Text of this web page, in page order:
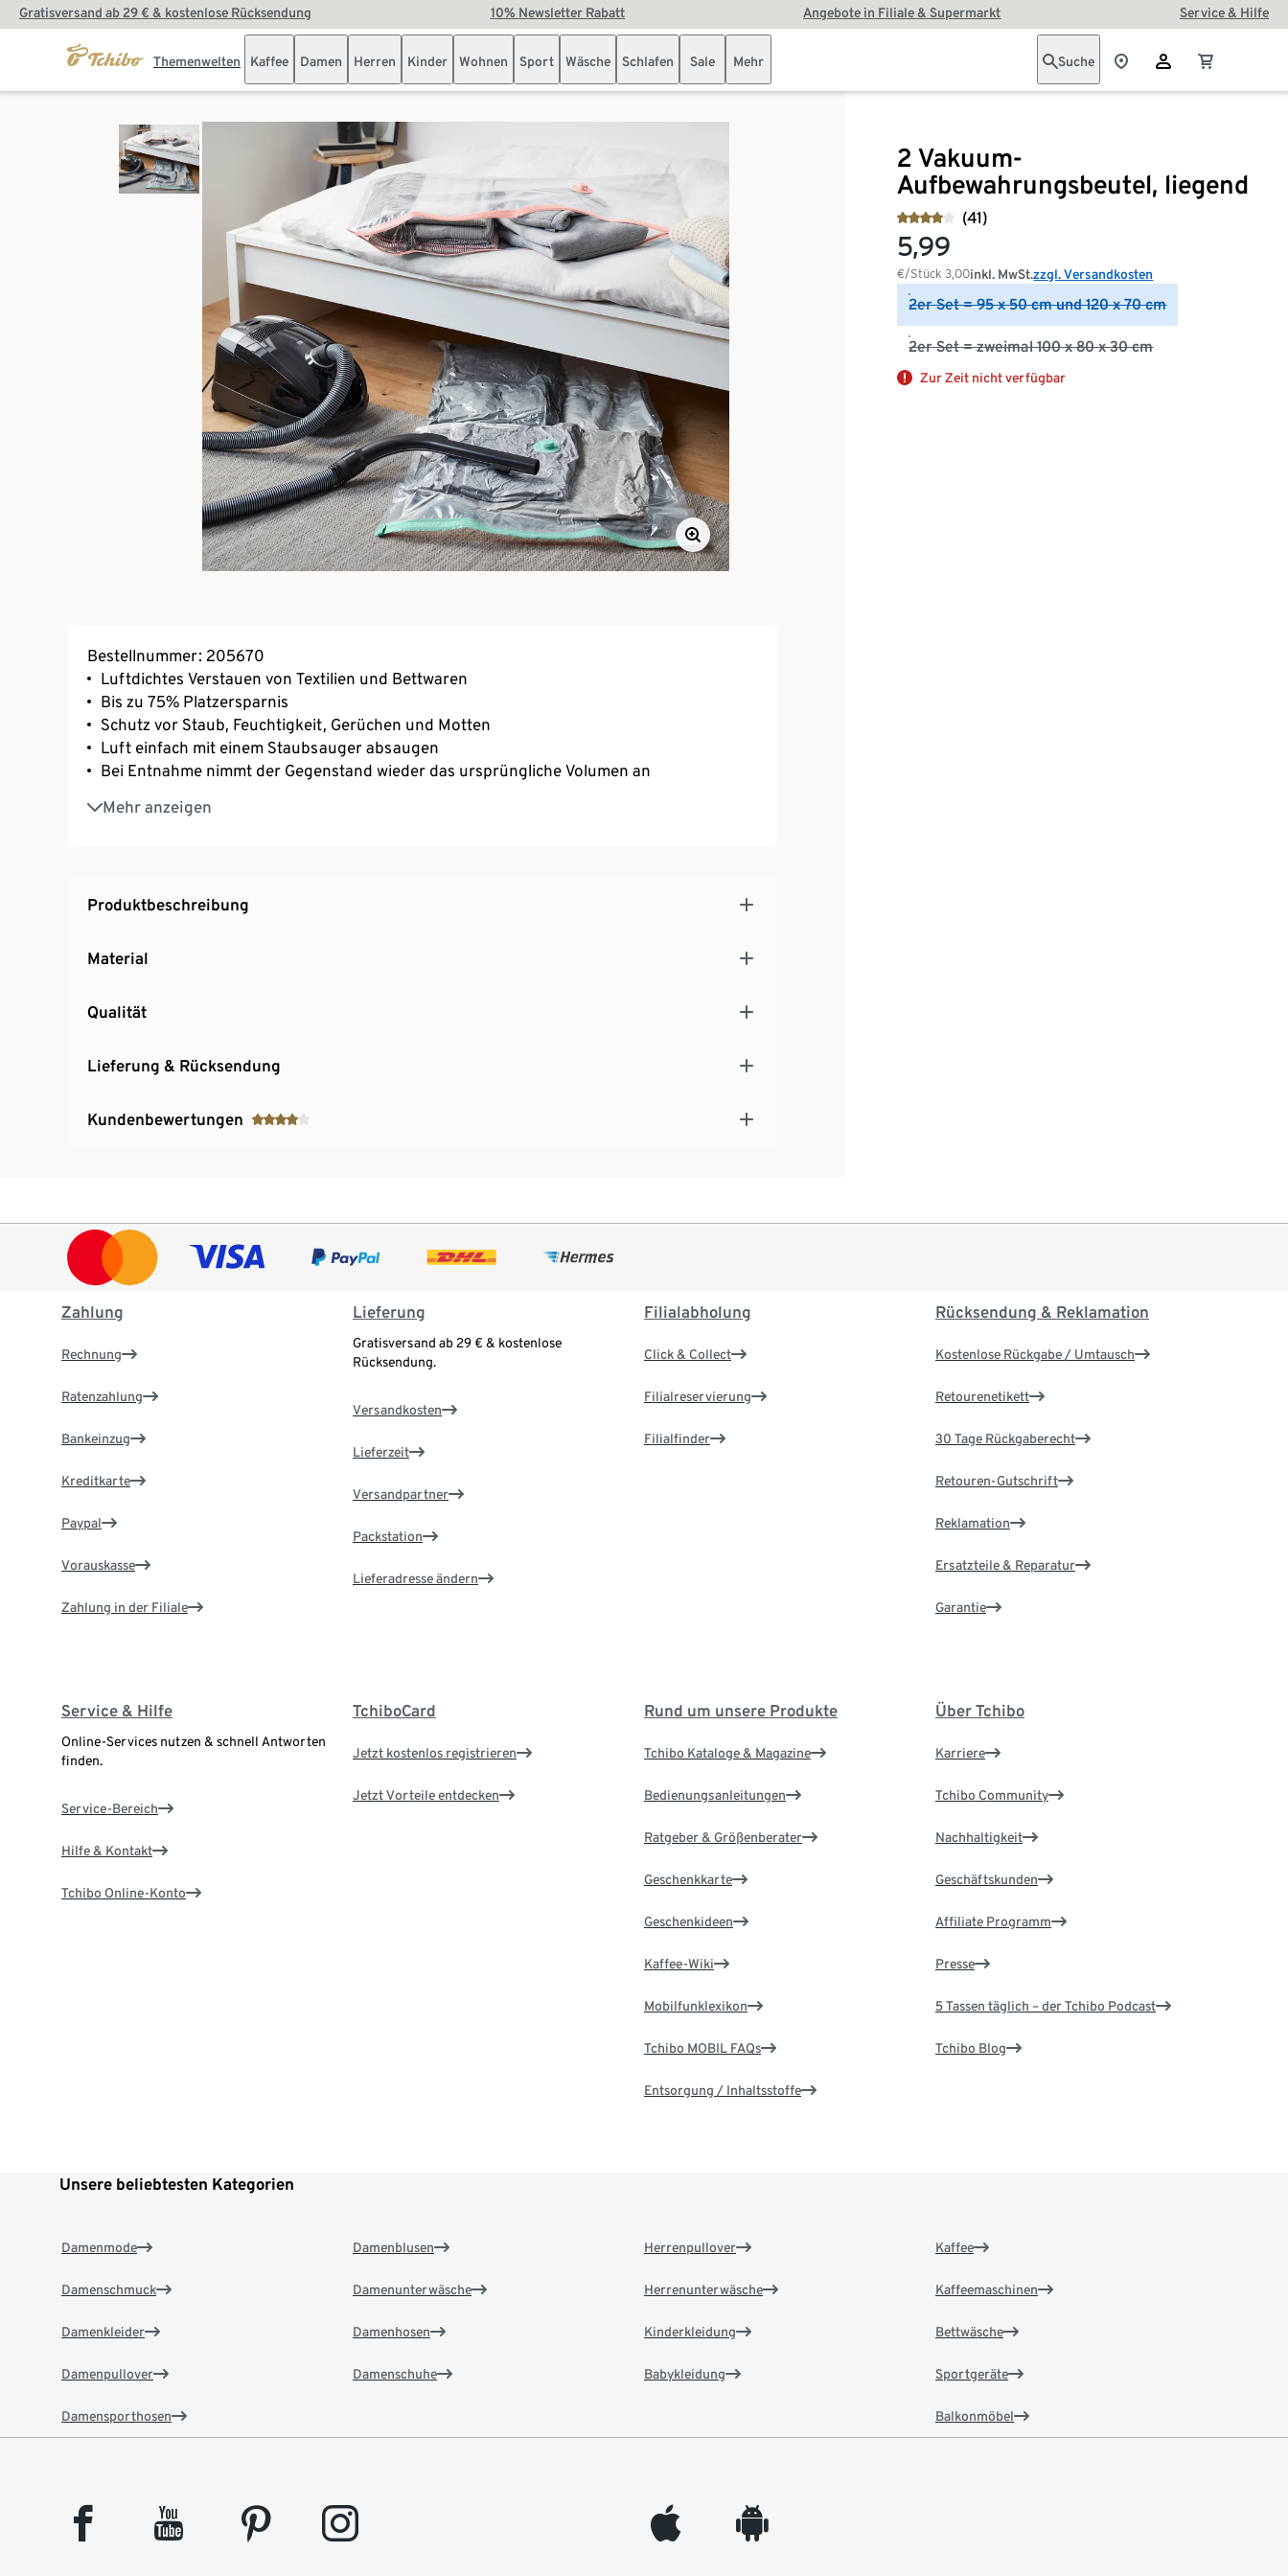
Gratisversand ab 29 € & kostenlose Rücksendung 10% Newsletter Rabatt Angebote in Filiale & Supermarkt Service & Hilfe
Themenwelten Kaffee Damen Herren Kinder Wohnen Sport Wäsche Schlafen Sale Mehr Suche
2 Vakuum-
Aufbewahrungsbeutel, liegend
(41)
5,99
€/Stück3,00inkl. MwSt.zzgl. Versandkosten
2er Set = 95 x 50 cm und 120 x 70 cm
2er Set = zweimal 100 x 80 x 30 cm
Zur Zeit nicht verfügbar
Bestellnummer: 205670
Luftdichtes Verstauen von Textilien und Bettwaren
Bis zu 75% Platzersparnis
Schutz vor Staub, Feuchtigkeit, Gerüchen und Motten
Luft einfach mit einem Staubsauger absaugen
Bei Entnahme nimmt der Gegenstand wieder das ursprüngliche Volumen an
Mehr anzeigen
Wiederverwendbar
Anleitung auf dem Vakuumbeutel
Produktbeschreibung
Material
Qualität
Lieferung & Rücksendung
Kundenbewertungen
Zahlung
Rechnung
Ratenzahlung
Bankeinzug
Kreditkarte
Paypal
Vorauskasse
Zahlung in der Filiale
Lieferung
Gratisversand ab 29 € & kostenlose
Rücksendung.
Versandkosten
Lieferzeit
Versandpartner
Packstation
Lieferadresse ändern
Filialabholung
Click & Collect
Filialreservierung
Filialfinder
Rücksendung & Reklamation
Kostenlose Rückgabe / Umtausch
Retourenetikett
30 Tage Rückgaberecht
Retouren-Gutschrift
Reklamation
Ersatzteile & Reparatur
Garantie
Service & Hilfe
Online-Services nutzen & schnell Antworten
finden.
Service-Bereich
Hilfe & Kontakt
Tchibo Online-Konto
TchiboCard
Jetzt kostenlos registrieren
Jetzt Vorteile entdecken
Rund um unsere Produkte
Tchibo Kataloge & Magazine
Bedienungsanleitungen
Ratgeber & Größenberater
Geschenkkarte
Geschenkideen
Kaffee-Wiki
Mobilfunklexikon
Tchibo MOBIL FAQs
Entsorgung / Inhaltsstoffe
Über Tchibo
Karriere
Tchibo Community
Nachhaltigkeit
Geschäftskunden
Affiliate Programm
Presse
5 Tassen täglich – der Tchibo Podcast
Tchibo Blog
Unsere beliebtesten Kategorien
Damenmode
Damenschmuck
Damenkleider
Damenpullover
Damensporthosen
Damenblusen
Damenunterwäsche
Damenhosen
Damenschuhe
Herrenpullover
Herrenunterwäsche
Kinderkleidung
Babykleidung
Kaffee
Kaffeemaschinen
Bettwäsche
Sportgeräte
Balkonmöbel
facebook youtube pinterest instagram appleinc android